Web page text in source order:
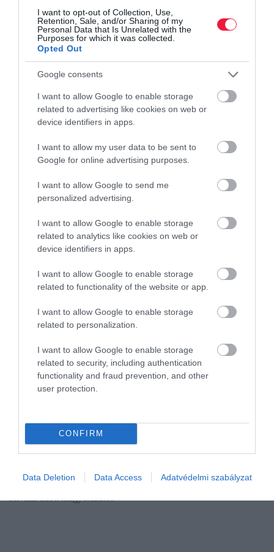
I want to opt-out of Collection, Use,
Retention, Sale, and/or Sharing of my
Personal Data that Is Unrelated with the
Purposes for which it was collected.
Opted Out
Google consents
I want to allow Google to enable storage
related to advertising like cookies on web or
device identifiers in apps.
I want to allow my user data to be sent to
Google for online advertising purposes.
I want to allow Google to send me
personalized advertising.
I want to allow Google to enable storage
related to analytics like cookies on web or
device identifiers in apps.
I want to allow Google to enable storage
related to functionality of the website or app.
I want to allow Google to enable storage
related to personalization.
I want to allow Google to enable storage
related to security, including authentication
functionality and fraud prevention, and other
user protection.
CONFIRM
Data Deletion Data Access Adatvédelmi szabályzat
a mostani 950 forint körüliről 1600 forint fölé emelkedne. Ha
bejön a…
Ősszel drágul a gáz! Hogy miért? Mutatjuk a
választ!
drágulás okára a Magyar Energetikai és Közmű-szabályozási